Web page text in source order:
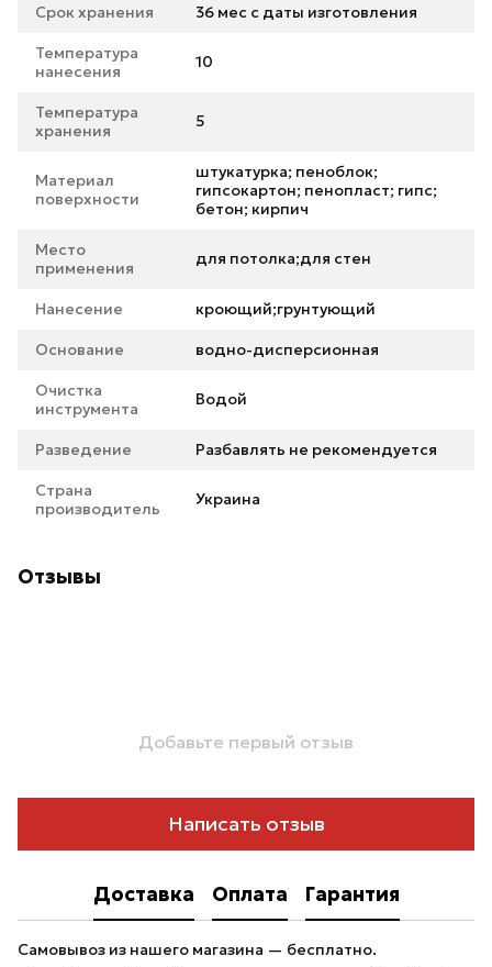
Срок хранения 36 мес с даты изготовления
Температура
нанесения
10
Температура
хранения
5
Материал
поверхности
штукатурка; пеноблок;
гипсокартон; пенопласт; гипс;
бетон; кирпич
Место
применения
для потолка;для стен
Нанесение кроющий;грунтующий
Основание водно-дисперсионная
Очистка
инструмента
Водой
Разведение Разбавлять не рекомендуется
Страна
производитель
Украина
Отзывы
Добавьте первый отзыв
Написать отзыв
Доставка Оплата Гарантия
Самовывоз из нашего магазина — бесплатно.